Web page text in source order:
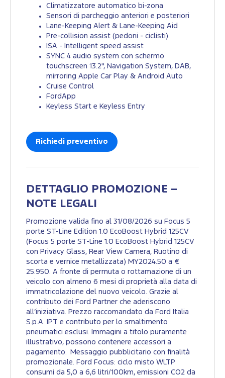
Climatizzatore automatico bi-zona
Sensori di parcheggio anteriori e posteriori
Lane-Keeping Alert & Lane-Keeping Aid
Pre-collision assist (pedoni - ciclisti)
ISA - Intelligent speed assist
SYNC 4 audio system con schermo
touchscreen 13.2'', Navigation System, DAB,
mirroring Apple Car Play & Android Auto
Cruise Control
FordApp
Keyless Start e Keyless Entry
Richiedi preventivo
DETTAGLIO PROMOZIONE –
NOTE LEGALI
Promozione valida fino al 31/08/2026 su Focus 5
porte ST-Line Edition 1.0 EcoBoost Hybrid 125CV
(Focus 5 porte ST-Line 1.0 EcoBoost Hybrid 125CV
con Privacy Glass, Rear View Camera, Ruotino di
scorta e vernice metallizzata) MY2024.50 a €
25.950. A fronte di permuta o rottamazione di un
veicolo con almeno 6 mesi di proprietà alla data di
immatricolazione del nuovo veicolo. Grazie al
contributo dei Ford Partner che aderiscono
all’iniziativa. Prezzo raccomandato da Ford Italia
S.p.A. IPT e contributo per lo smaltimento
pneumatici esclusi. Immagini a titolo puramente
illustrativo, possono contenere accessori a
pagamento. Messaggio pubblicitario con finalità
promozionale. Ford Focus: ciclo misto WLTP
consumi da 5,0 a 6,6 litri/100km, emissioni CO2 da